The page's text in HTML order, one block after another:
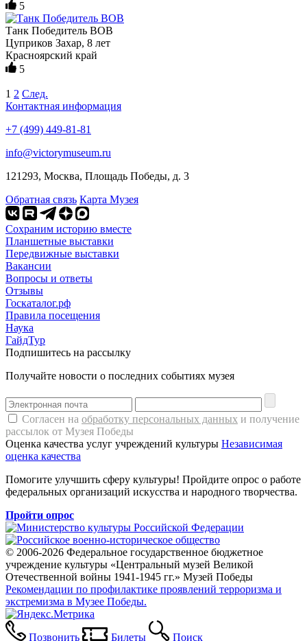
5
Танк Победитель ВОВ
Цуприков Захар, 8 лет
Красноярский край
5
1 2 След.
Контактная информация
+7 (499) 449-81-81
info@victorymuseum.ru
121293, Москва, Площадь Победы, д. 3
Обратная связь Карта Музея
Сохраним историю вместе
Планшетные выставки
Передвижные выставки
Вакансии
Вопросы и ответы
Отзывы
Госкаталог.рф
Правила посещения
Наука
ГайдТур
Подпишитесь на рассылку
Получайте новости о последних событиях музея
Согласен на обработку персональных данных и получение
рассылок от Музея Победы
Оценка качества услуг учреждений культуры Независимая
оценка качества
Помогите улучшить сферу культуры! Пройдите опрос о работе
федеральных организаций искусства и народного творчества.
Пройти опрос
© 2006-2026 Федеральное государственное бюджетное
учреждение культуры «Центральный музей Великой
Отечественной войны 1941-1945 гг.» Музей Победы
Рекомендации по профилактике проявлений терроризма и
экстремизма в Музее Победы.
Позвонить Билеты Поиск